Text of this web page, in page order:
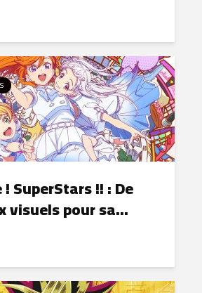
SuperStars !! : De
visuels pour sa...